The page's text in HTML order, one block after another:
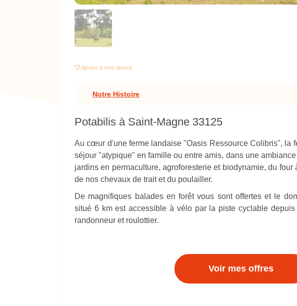
Ajouter à mes favoris
Notre Histoire
Potabilis à Saint-Magne 33125
Au cœur d'une ferme landaise "Oasis Ressource Colibris", la
séjour "atypique" en famille ou entre amis, dans une
jardins en permaculture, agroforesterie et biodynamie, du
de nos chevaux de trait et du poulailler.
De magnifiques balades en forêt vous sont offertes et le
situé 6 km est accessible à vélo par la piste cyclable
randonneur et roulottier.
Voir mes offres